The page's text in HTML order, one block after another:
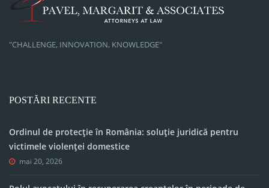
"CHALLENGE, INNOVATION, KNOWLEDGE"
POSTĂRI RECENTE
Ordinul de protecție în România: soluție juridică pentru
victimele violenței domestice
mai 20, 2026